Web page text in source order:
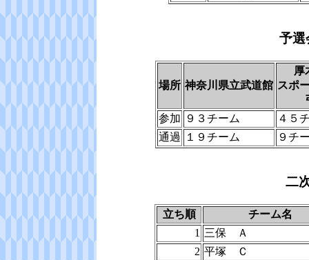
予選
場所 神奈川県立武道館
厚
スポ
参加
９３チーム
４５
通過
１９チーム ９チ
二
立ち順
チーム名
1 三保 Ａ
2 平塚 Ｃ